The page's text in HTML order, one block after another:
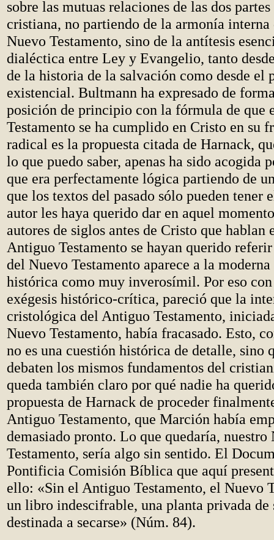
sobre las mutuas relaciones de las dos
cristiana, no partiendo de la armonía
Nuevo Testamento, sino de la antítesis
dialéctica entre Ley y Evangelio, tanto
de la historia de la salvación como desde el
existencial. Bultmann ha expresado de
posición de principio con la fórmula de que
Testamento se ha cumplido en Cristo en su
radical es la propuesta citada de Harnack,
lo que puedo saber, apenas ha sido acogida
que era perfectamente lógica partiendo de
que los textos del pasado sólo pueden tener
autor les haya querido dar en aquel
autores de siglos antes de Cristo que hablan
Antiguo Testamento se hayan querido
del Nuevo Testamento aparece a la
histórica como muy inverosímil. Por eso
exégesis histórico-crítica, pareció que la
cristológica del Antiguo Testamento,
Nuevo Testamento, había fracasado. Esto,
no es una cuestión histórica de detalle, sino
debaten los mismos fundamentos del
queda también claro por qué nadie ha
propuesta de Harnack de proceder
Antiguo Testamento, que Marción había
demasiado pronto. Lo que quedaría, nuestro
Testamento, sería algo sin sentido. El
Pontificia Comisión Bíblica que aquí
ello: «Sin el Antiguo Testamento, el Nuevo
un libro indescifrable, una planta privada de
destinada a secarse» (Núm. 84).